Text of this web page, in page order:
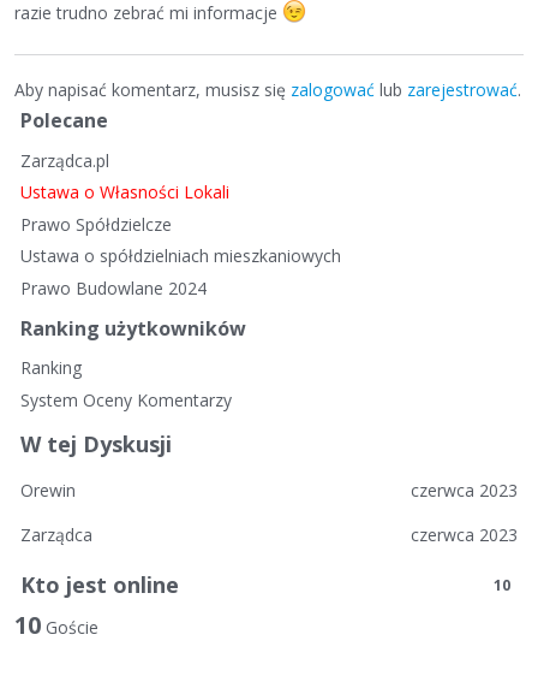
razie trudno zebrać mi informacje
Aby napisać komentarz, musisz się zalogować lub zarejestrować.
S
y
b
k
k
Polecane
Zarządca.pl
Ustawa o Własności Lokali
Prawo Spółdzielcze
Ustawa o spółdzielniach mieszkaniowych
Prawo Budowlane 2024
Ranking użytkowników
Ranking
System Oceny Komentarzy
W tej Dyskusji
czerwca 2023
Orewin
czerwca 2023
Zarządca
Kto jest online 10
10 Goście